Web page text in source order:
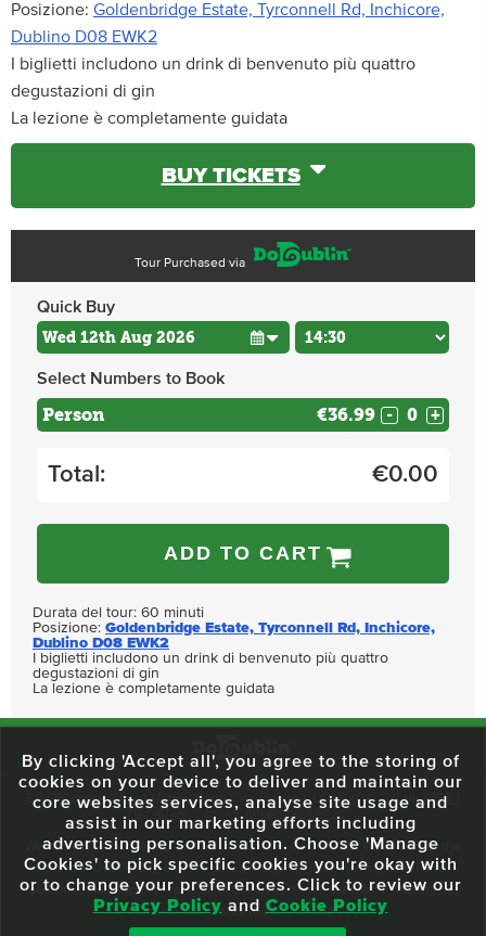
Posizione: Goldenbridge Estate, Tyrconnell Rd, Inchicore,
Dublino D08 EWK2
I biglietti includono un drink di benvenuto più quattro
degustazioni di gin
La lezione è completamente guidata
BUY TICKETS
Tour Purchased via
Quick Buy
Select Numbers to Book
Person €36.99 - +
Total: €0.00
ADD TO CART
Durata del tour: 60 minuti
Posizione: Goldenbridge Estate, Tyrconnell Rd, Inchicore,
Dublino D08 EWK2
I biglietti includono un drink di benvenuto più quattro
degustazioni di gin
La lezione è completamente guidata
59 O'Connell Street Upper, North City, Dublin 1, D01 RX04 Call:+353 1
703 3024
Email: info@dodublin.ie
We've been entertaining visitors to our town since 1988. We're part of the
fabric of Dublin City and we take great pride in delivering a real and
authentic tour experience to all of our visitors, one steeped in history but
one that also celebrates the city as she evolves.
By clicking 'Accept all', you agree to the storing of
cookies on your device to deliver and maintain our
core websites services, analyse site usage and
assist in our marketing efforts including
advertising personalisation. Choose 'Manage
Cookies' to pick specific cookies you're okay with
or to change your preferences. Click to review our
Privacy Policy and Cookie Policy